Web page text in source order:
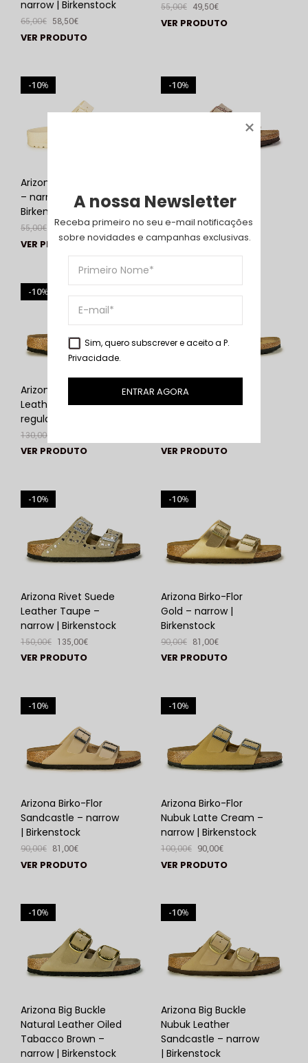
narrow | Birkenstock
65,00€ 58,50€
VER PRODUTO
55,00€ 49,50€
VER PRODUTO
%
10
Arizona EVA Eggshell
– narrow |
Birkenstock
55,00€ 49,50€
VER PRODUTO
%
10
Leather Taupe –
narrow | Birkenstock
130,00€ 117,00€
VER PRODUTO
%
10
Arizona Soft Suede
Leather Dark Tea –
regular | Birkenstock
130,00€
VER PRODUTO
Arizona Rivet Suede
Leather Black –
VER PRODUTO
%
10
Arizona Rivet Suede
Leather Taupe –
narrow | Birkenstock
150,00€ 135,00€
VER PRODUTO
%
10
Arizona Birko-Flor
Gold – narrow |
Birkenstock
90,00€ 81,00€
VER PRODUTO
%
10
Arizona Birko-Flor
Sandcastle – narrow
| Birkenstock
90,00€ 81,00€
VER PRODUTO
%
10
Arizona Birko-Flor
Nubuk Latte Cream –
narrow | Birkenstock
100,00€ 90,00€
VER PRODUTO
%
10
Arizona Big Buckle
Natural Leather Oiled
Tabacco Brown –
narrow | Birkenstock
%
10
Arizona Big Buckle
Nubuk Leather
Sandcastle – narrow
| Birkenstock
A nossa Newsletter
Receba primeiro no seu e-mail notificações
sobre novidades e campanhas exclusivas.
Sim, quero subscrever e aceito a P.
Privacidade.
ENTRAR AGORA